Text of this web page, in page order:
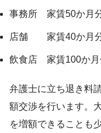
事務所 家賃50か月
店舗 家賃40か月
飲食店 家賃100か月
弁護士に立ち退き料
額交渉を行います。
を増額できることも